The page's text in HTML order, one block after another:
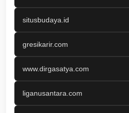
situsbudaya.id
gresikarir.com
www.dirgasatya.com
liganusantara.com